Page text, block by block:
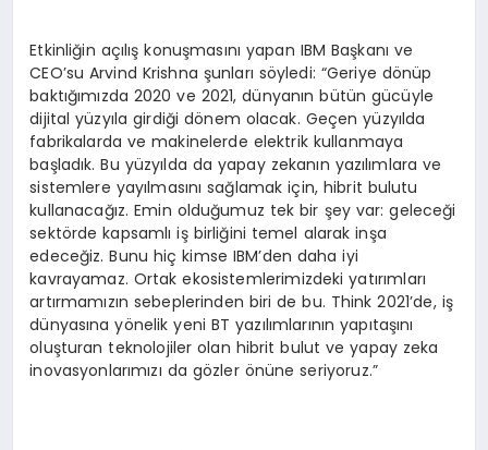
Etkinliğin açılış konuşmasını yapan IBM Başkanı ve
CEO’su Arvind Krishna şunları söyledi: “Geriye dönüp
baktığımızda 2020 ve 2021, dünyanın bütün gücüyle
dijital yüzyıla girdiği dönem olacak. Geçen yüzyılda
fabrikalarda ve makinelerde elektrik kullanmaya
başladık. Bu yüzyılda da yapay zekanın yazılımlara ve
sistemlere yayılmasını sağlamak için, hibrit bulutu
kullanacağız. Emin olduğumuz tek bir şey var: geleceği
sektörde kapsamlı iş birliğini temel alarak inşa
edeceğiz. Bunu hiç kimse IBM’den daha iyi
kavrayamaz. Ortak ekosistemlerimizdeki yatırımları
artırmamızın sebeplerinden biri de bu. Think 2021’de, iş
dünyasına yönelik yeni BT yazılımlarının yapıtaşını
oluşturan teknolojiler olan hibrit bulut ve yapay zeka
inovasyonlarımızı da gözler önüne seriyoruz.”